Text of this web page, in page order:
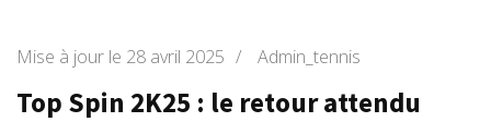
Mise à jour le 28 avril 2025 / Admin_tennis
Top Spin 2K25 : le retour attendu